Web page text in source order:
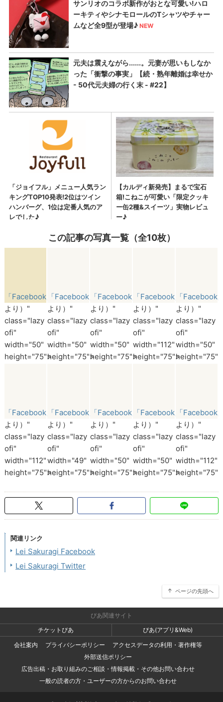
この記事の写真一覧（全10枚）
「Facebook」
より）"
class="lazy
ofi"
width="50"
height="75">
「Facebook」
より）"
class="lazy
ofi"
width="50"
height="75">
「Facebook」
より）"
class="lazy
ofi"
width="50"
height="75">
「Facebook」
より）"
class="lazy
ofi"
width="112"
height="75">
「Facebook
より）"
class="lazy
ofi"
width="50"
height="75">
「Facebook」
より）"
class="lazy
ofi"
width="112"
height="75">
「Facebook」
より）"
class="lazy
ofi"
width="49"
height="75">
「Facebook」
より）"
class="lazy
ofi"
width="50"
height="75">
「Facebook」
より）"
class="lazy
ofi"
width="50"
height="75">
「Facebook
より）"
class="lazy
ofi"
width="112"
height="75">
関連リンク
Lei Sakuragi Facebook
Lei Sakuragi Twitter
ページの先頭へ
ぴあ関連サイト
チケットぴあ
ぴあ(アプリ&Web)
会社案内
プライバシーポリシー
アクセスデータの利用・著作権等
外部送信ポリシー
広告出稿・お取り組みのご相談・情報掲載・その他お問い合わせ
一般の読者の方・ユーザーの方からのお問い合わせ